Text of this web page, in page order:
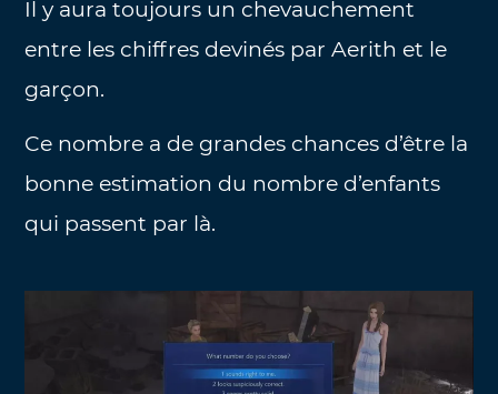
Il y aura toujours un chevauchement
entre les chiffres devinés par Aerith et le
garçon.
Ce nombre a de grandes chances d’être la
bonne estimation du nombre d’enfants
qui passent par là.